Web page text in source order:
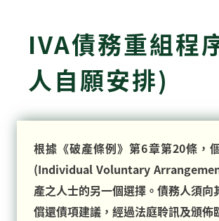
IVA債務重組程
人自願安排)
根據《破產條例》第6章第20條，
(Individual Voluntary
產之人士的另一個選擇。債務人須向
償還債項建議，經過法庭聆訊及頒佈